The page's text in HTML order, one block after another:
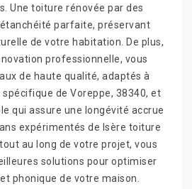
Une toiture rénovée par des
parfaite, préservant
de votre habitation. De plus,
professionnelle, vous
de haute qualité, adaptés à
de Voreppe, 38340, et
qui assure une longévité accrue
expérimentés de Isère toiture
au long de votre projet, vous
solutions pour optimiser
phonique de votre maison.